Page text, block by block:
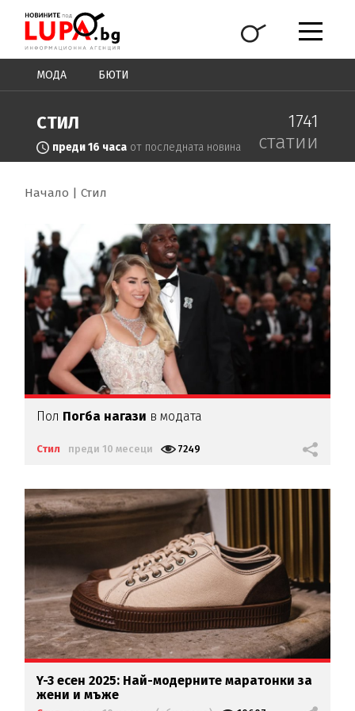
МОДА БЮТИ
СТИЛ
преди 16 часа от последната новина
1741
статии
Начало Стил
Пол Погба нагази в модата
Стил преди 10 месеци 7249
Y-3 есен 2025: Най-модерните маратонки за
жени и мъже